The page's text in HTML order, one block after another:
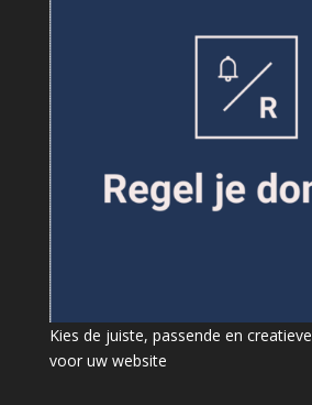
Kies de juiste, passende en
voor uw website